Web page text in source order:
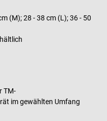
(M); 28 - 38 cm (L); 36 - 50
TM-
im gewählten Umfang